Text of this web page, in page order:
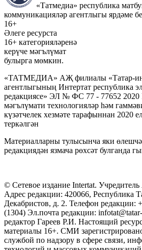
«Татмедиа» республика
коммуникацияләр агентлыгы ярдәме
16+
Әлеге ресурста
16+ категорияләренә
керүче мәгълүмат
булырга мөмкин.
«ТАТМЕДИА» АҖ филиалы «Татар-
агентлыгының Интертат республика
редакциясе» ЭЛ № ФС 77 - 77652 2020
мәгълүмати технологияләр һәм
күзәтчелек хезмәте тарафыннан 2020
теркәлгән
Материалларны тулысынча яки
редакциядән язмача рөхсәт булганда
© Сетевое издание Intertat.
Адрес редакции: 420066, Республика
Декабристов, д. 2. Телефон редакции:
(1304) Эл.почта редакции:
редактор Гареев Р.И. Настоящий
материалы 16+. СМИ
службой по надзору в сфере связи,